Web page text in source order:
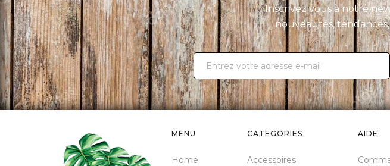
Inscrivez vous à notre
nouveautés,
MENU
Home
CATEGORIES
Accessoires
AIDE